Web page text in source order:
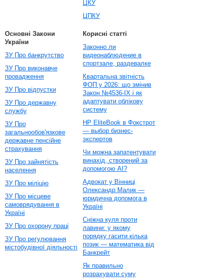
ЦКУ
ЦПКУ
Основні Закони
України
ЗУ Про банкрутство
ЗУ Про виконавче
провадження
ЗУ Про відпустки
ЗУ Про державну
службу
ЗУ Про
загальнообов'язкове
державне пенсійне
страхування
ЗУ Про зайнятість
населення
ЗУ Про міліцію
ЗУ Про місцеве
самоврядування в
Україні
ЗУ Про охорону праці
ЗУ Про регулювання
містобудівної діяльності
Корисні статті
Законно ли
видеонаблюдение в
спортзале, раздевалке
Квартальна звітність
ФОП у 2026: що змінив
Закон №4536-IX і як
адаптувати облікову
систему
HP EliteBook в Фокстрот
— выбор бизнес-
экспертов
Чи можна запатентувати
винахід, створений за
допомогою AI?
Адвокат у Вінниці
Олександр Малик —
юридична допомога в
Україні
Сніжна куля проти
лавини: у якому
порядку гасити кілька
позик — математика від
Банкрейт
Як правильно
розрахувати суму